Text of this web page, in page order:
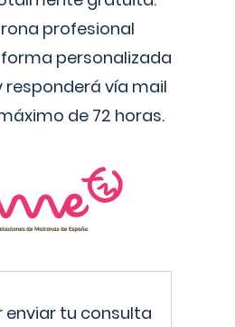
profesional
personalizada
responderá vía mail
de 72 horas.
enviar tu consulta